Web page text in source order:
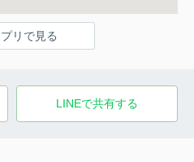
リで見る
LINEで共有する